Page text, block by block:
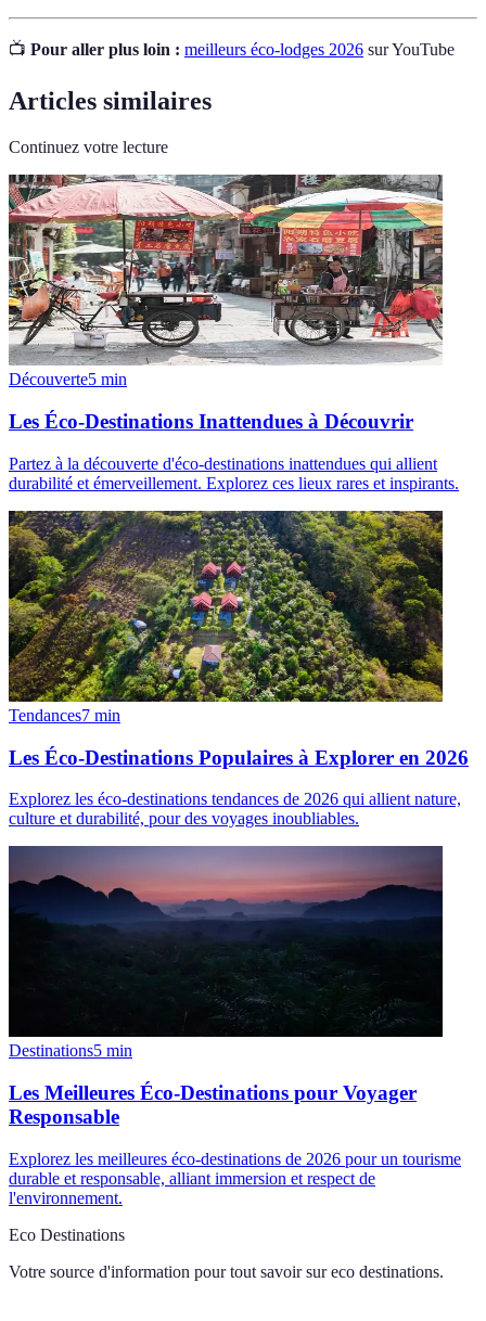
📺 Pour aller plus loin : meilleurs éco-lodges 2026 sur YouTube
Articles similaires
Continuez votre lecture
Découverte5 min
Les Éco-Destinations Inattendues à Découvrir
Partez à la découverte d'éco-destinations inattendues qui allient
durabilité et émerveillement. Explorez ces lieux rares et inspirants.
Tendances7 min
Les Éco-Destinations Populaires à Explorer en 2026
Explorez les éco-destinations tendances de 2026 qui allient nature,
culture et durabilité, pour des voyages inoubliables.
Destinations5 min
Les Meilleures Éco-Destinations pour Voyager
Responsable
Explorez les meilleures éco-destinations de 2026 pour un tourisme
durable et responsable, alliant immersion et respect de
l'environnement.
Eco Destinations
Votre source d'information pour tout savoir sur eco destinations.